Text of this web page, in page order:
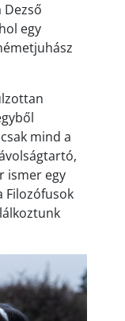
Dezső
egy
mind a
ismer egy
Filozófusok